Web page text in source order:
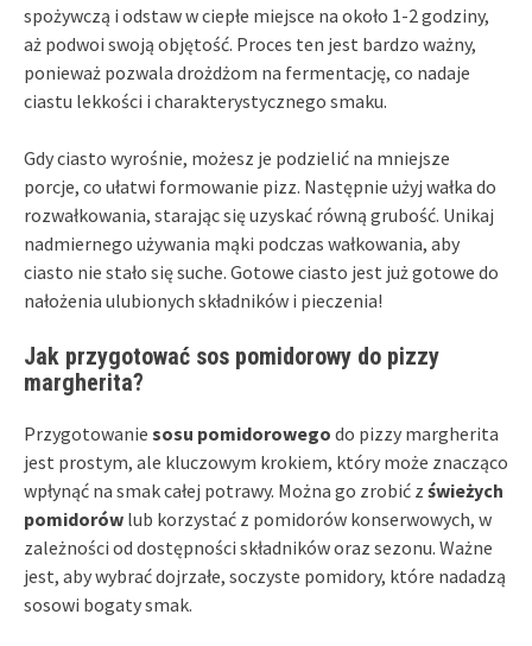
spożywczą i odstaw w ciepłe miejsce na około 1-2 godziny,
aż podwoi swoją objętość. Proces ten jest bardzo ważny,
ponieważ pozwala drożdżom na fermentację, co nadaje
ciastu lekkości i charakterystycznego smaku.
Gdy ciasto wyrośnie, możesz je podzielić na mniejsze
porcje, co ułatwi formowanie pizz. Następnie użyj wałka do
rozwałkowania, starając się uzyskać równą grubość. Unikaj
nadmiernego używania mąki podczas wałkowania, aby
ciasto nie stało się suche. Gotowe ciasto jest już gotowe do
nałożenia ulubionych składników i pieczenia!
Jak przygotować sos pomidorowy do pizzy
margherita?
Przygotowanie sosu pomidorowego do pizzy margherita
jest prostym, ale kluczowym krokiem, który może znacząco
wpłynąć na smak całej potrawy. Można go zrobić z świeżych
pomidorów lub korzystać z pomidorów konserwowych, w
zależności od dostępności składników oraz sezonu. Ważne
jest, aby wybrać dojrzałe, soczyste pomidory, które nadadzą
sosowi bogaty smak.